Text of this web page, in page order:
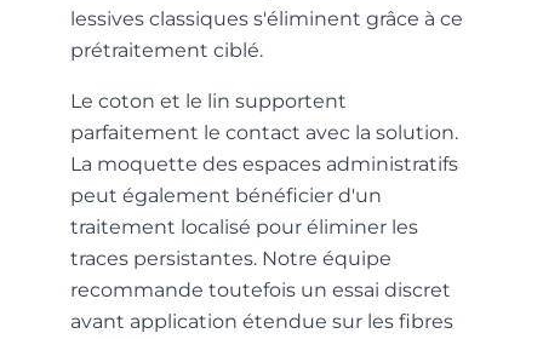
lessives classiques s'éliminent grâce à ce
prétraitement ciblé.
Le coton et le lin supportent
parfaitement le contact avec la solution.
La moquette des espaces administratifs
peut également bénéficier d'un
traitement localisé pour éliminer les
traces persistantes. Notre équipe
recommande toutefois un essai discret
avant application étendue sur les fibres